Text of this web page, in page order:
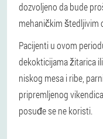
dozvoljeno da bude
mehaničkim štedljivim
Pacijenti u ovom
dekokticijama žitarica
niskog mesa i ribe,
pripremljenog
posuđe se ne koristi.